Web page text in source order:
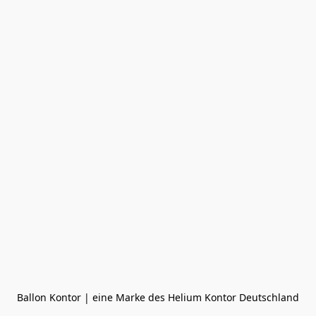
Ballon Kontor | eine Marke des Helium Kontor Deutschland